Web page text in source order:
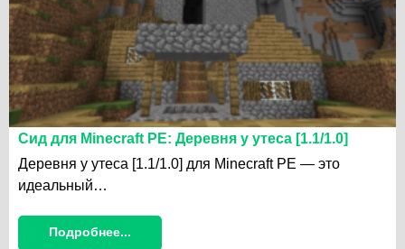
Сид для Minecraft PE: Деревня у утеса [1.1/1.0]
Деревня у утеса [1.1/1.0] для Minecraft PE — это
идеальный…
Подробнее...